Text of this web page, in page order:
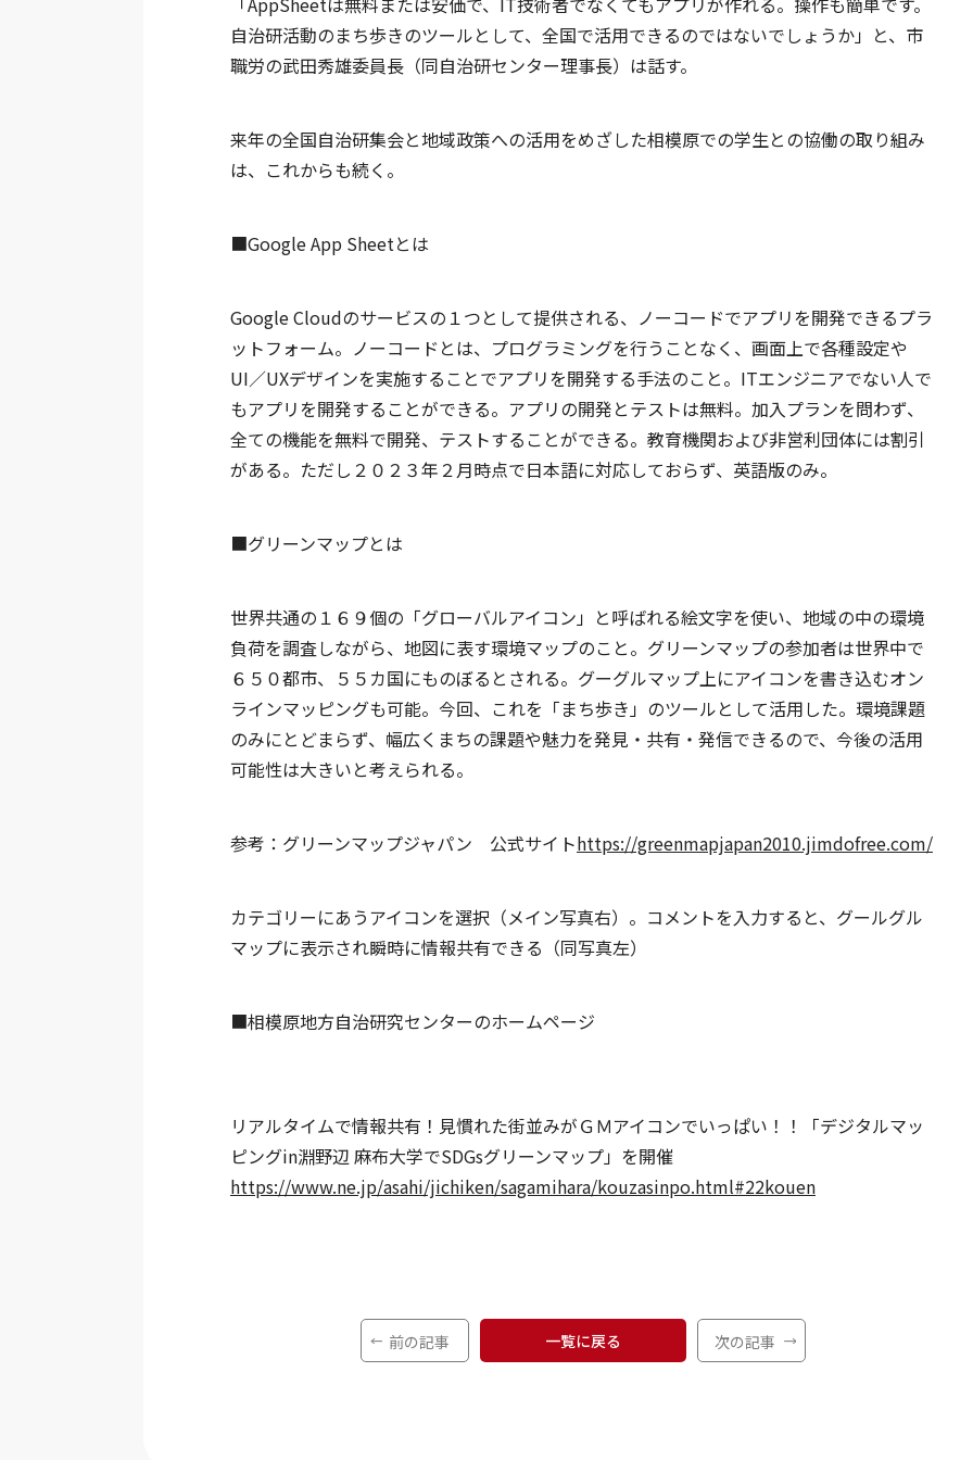
自治研活動のまち歩きのツールとして、全国で活用できるのではないでしょうか」と、市
職労の武田秀雄委員長（同自治研センター理事長）は話す。
来年の全国自治研集会と地域政策への活用をめざした相模原での学生との協働の取り組み
は、これからも続く。
■Google App Sheetとは
Google Cloudのサービスの１つとして提供される、ノーコードでアプリを開発できるプラ
ットフォーム。ノーコードとは、プログラミングを行うことなく、画面上で各種設定や
UI／UXデザインを実施することでアプリを開発する手法のこと。ITエンジニアでない人で
もアプリを開発することができる。アプリの開発とテストは無料。加入プランを問わず、
全ての機能を無料で開発、テストすることができる。教育機関および非営利団体には割引
がある。ただし２０２３年２月時点で日本語に対応しておらず、英語版のみ。
■グリーンマップとは
世界共通の１６９個の「グローバルアイコン」と呼ばれる絵文字を使い、地域の中の環境
負荷を調査しながら、地図に表す環境マップのこと。グリーンマップの参加者は世界中で
６５０都市、５５カ国にものぼるとされる。グーグルマップ上にアイコンを書き込むオン
ラインマッピングも可能。今回、これを「まち歩き」のツールとして活用した。環境課題
のみにとどまらず、幅広くまちの課題や魅力を発見・共有・発信できるので、今後の活用
可能性は大きいと考えられる。
参考：グリーンマップジャパン 公式サイトhttps://greenmapjapan2010.jimdofree.com/
カテゴリーにあうアイコンを選択（メイン写真右）。コメントを入力すると、グールグル
マップに表示され瞬時に情報共有できる（同写真左）
■相模原地方自治研究センターのホームページ
リアルタイムで情報共有！見慣れた街並みがＧＭアイコンでいっぱい！！「デジタルマッ
ピングin淵野辺 麻布大学でSDGsグリーンマップ」を開催
https://www.ne.jp/asahi/jichiken/sagamihara/kouzasinpo.html#22kouen
前の記事 一覧に戻る 次の記事